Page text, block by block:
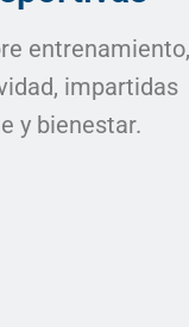
entrenamiento,
impartidas
y bienestar.